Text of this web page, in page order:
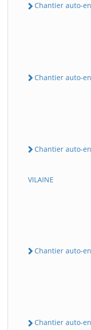
Chantier auto-
Chantier auto-
Chantier auto-
VILAINE
Chantier auto-
Chantier auto-